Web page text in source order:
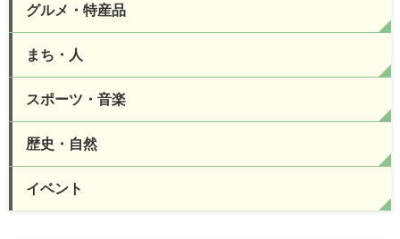
グルメ・特産品
まち・人
スポーツ・音楽
歴史・自然
イベント